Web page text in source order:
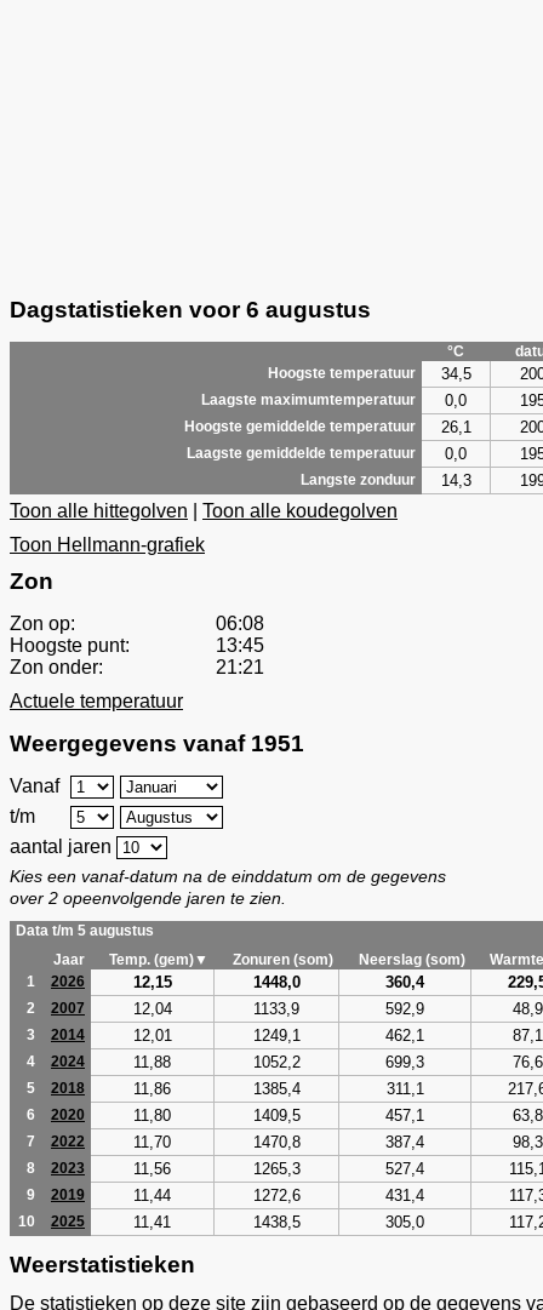
Dagstatistieken voor 6 augustus
°C
Hoogste temperatuur
34,5
Laagste maximumtemperatuur 0,0
Hoogste gemiddelde temperatuur 26,1
Laagste gemiddelde temperatuur 0,0
Langste zonduur 14,3
Toon alle hittegolven
Toon alle koudegolven
Toon Hellmann-grafiek
Zon
Zon op:
06:08
Hoogste punt:
13:45
Zon onder:
21:21
Actuele temperatuur
Weergegevens vanaf 1951
Vanaf
t/m
aantal jaren
Kies een vanaf-datum na de einddatum om de gegevens
over 2 opeenvolgende jaren te zien.
Data t/m 5 augustus
Jaar
Temp. (gem)▼ Zonuren (som) Neerslag (som)
1
2026 12,15 1448,0 360,4
2 2007 12,04 1133,9 592,9 48,9
3 2014 12,01 1249,1 462,1 87,1
4 2024 11,88 1052,2 699,3 76,6
5 2018 11,86 1385,4 311,1
6 2020 11,80 1409,5 457,1 63,8
7 2022 11,70 1470,8 387,4 98,3
8 2023 11,56 1265,3 527,4
9 2019 11,44 1272,6 431,4
10 2025 11,41 1438,5 305,0
Weerstatistieken
De statistieken op deze site zijn gebaseerd op de gegevens